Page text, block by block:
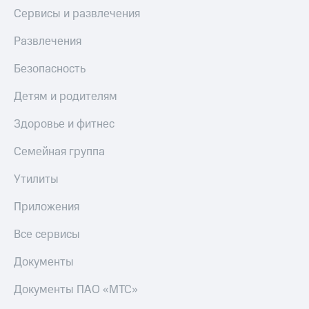
Сервисы и развлечения
Развлечения
Безопасность
Детям и родителям
Здоровье и фитнес
Семейная группа
Утилиты
Приложения
Все сервисы
Документы
Документы ПАО «МТС»